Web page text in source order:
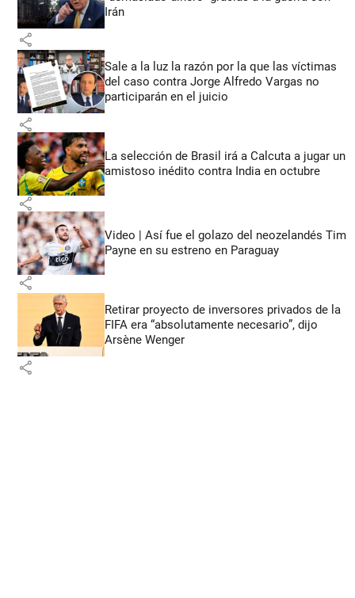
Irán
share
Sale a la luz la razón por la que las víctimas
del caso contra Jorge Alfredo Vargas no
participarán en el juicio
share
La selección de Brasil irá a Calcuta a jugar un
amistoso inédito contra India en octubre
share
Video | Así fue el golazo del neozelandés Tim
Payne en su estreno en Paraguay
share
Retirar proyecto de inversores privados de la
FIFA era “absolutamente necesario”, dijo
Arsène Wenger
share